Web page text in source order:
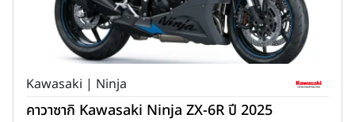
Kawasaki | Ninja
คาวาซากิ Kawasaki Ninja ZX-6R ปี 2025